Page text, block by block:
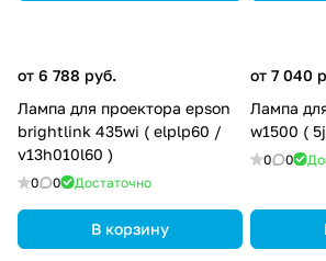
от 6 788 руб.
Лампа для проектора epson
brightlink 435wi ( elplp60 /
v13h010l60 )
0 0 Достаточно
В корзину
от 7 040
Лампа
w1500 (
0 0